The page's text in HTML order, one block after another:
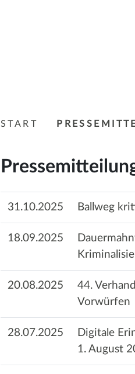
START
31.10.2025 Ballweg
18.09.2025
20.08.2025
44.
Vorwürfen
28.07.2025
Digitale
1. August